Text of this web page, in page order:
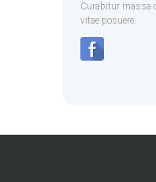
Curabitur massa
vitae posuere.